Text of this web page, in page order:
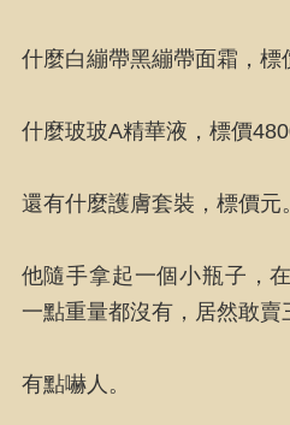
什麼白繃帶黑繃帶面霜，標
什麼玻玻A精華液，標價
還有什麼護膚套裝，標價元。
他隨手拿起一個小瓶子，
一點重量都沒有，居然敢賣
有點嚇人。